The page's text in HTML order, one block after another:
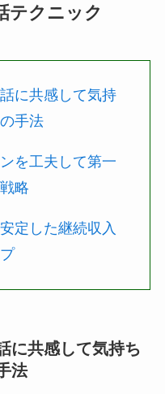
テクニック
に共感して気持
手法
を工夫して第一
略
定した継続収入
に共感して気持ち
法